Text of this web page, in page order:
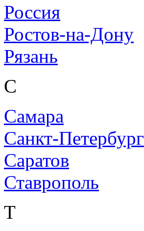
Россия
Ростов-на-Дону
Рязань
С
Самара
Санкт-Петербург
Саратов
Ставрополь
Т